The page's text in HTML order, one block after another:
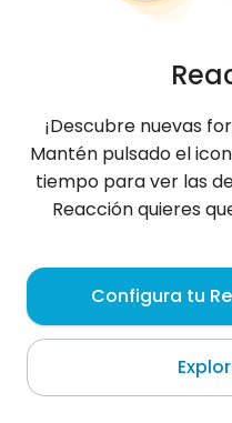
Weronika
Ko Samui
Sobre mí
¡Descubre nuevas
Mantén pulsado el
tiempo para ver las
Reacción quieres
Configura tu